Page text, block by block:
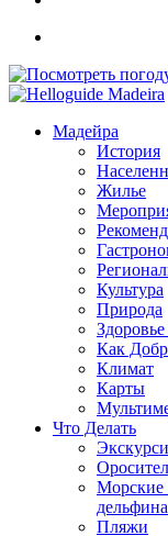
Мадейра
История
Жилье
Культура
Природа
Как
Климат
Карты
Что Делать
Морские
Пляжи